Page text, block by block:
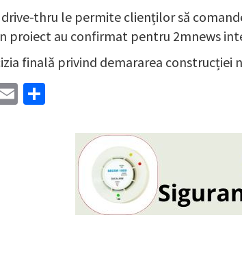
thru le permite clienților să
proiect au confirmat pentru 2mnews
finală privind demararea
Email